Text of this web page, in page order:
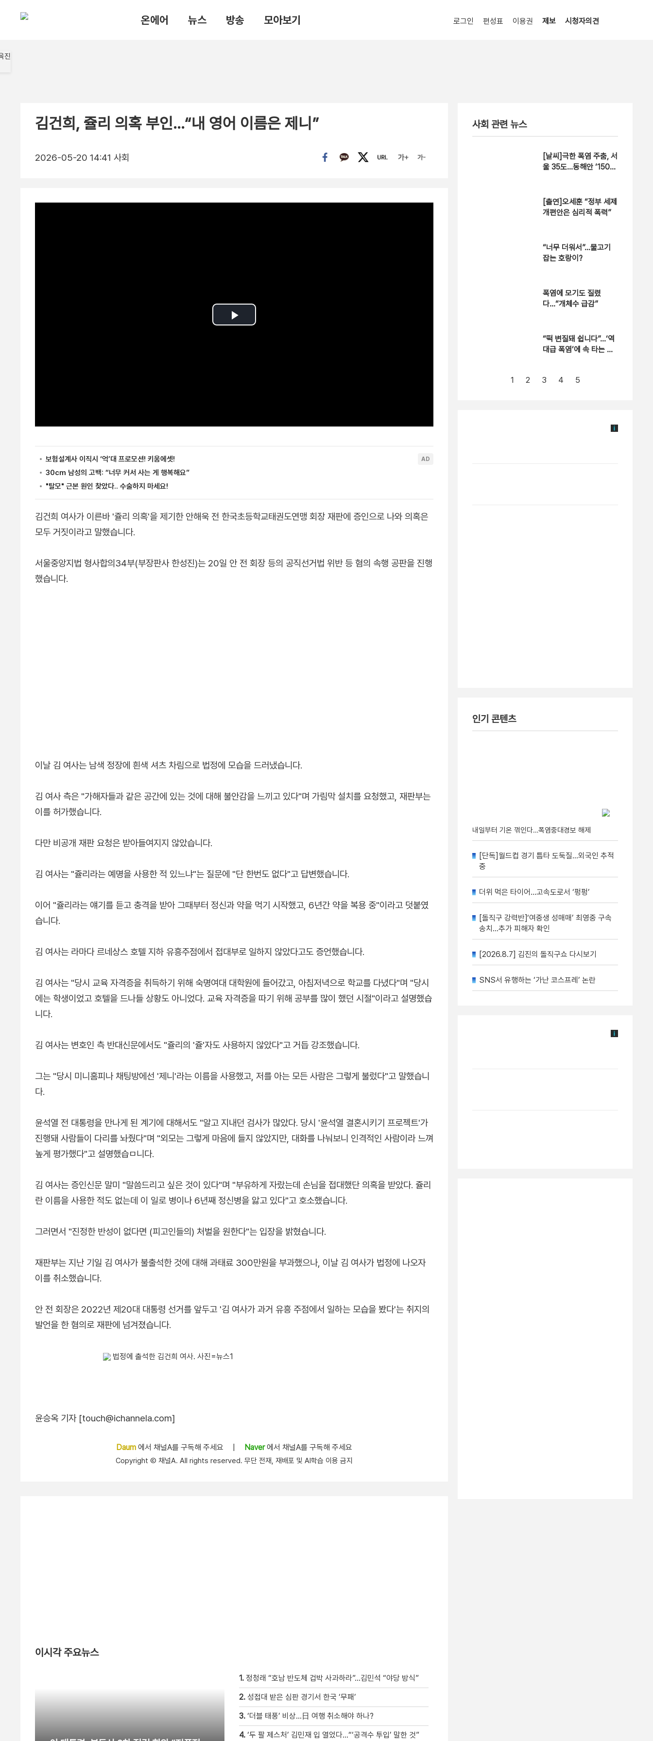
온에어 뉴스 방송 모아보기 로그인 편성표 이용권 제보 시청자의견
김건희, 쥴리 의혹 부인…“내 영어 이름은 제니”
2026-05-20 14:41 사회
김건희 여사가 이른바 '쥴리 의혹'을 제기한 안해욱 전 한국초등학교태권도연맹 회장 재판에 증인으로 나와 의혹은
모두 거짓이라고 말했습니다.
서울중앙지법 형사합의34부(부장판사 한성진)는 20일 안 전 회장 등의 공직선거법 위반 등 혐의 속행 공판을 진행
했습니다.
이날 김 여사는 남색 정장에 흰색 셔츠 차림으로 법정에 모습을 드러냈습니다.
김 여사 측은 "가해자들과 같은 공간에 있는 것에 대해 불안감을 느끼고 있다"며 가림막 설치를 요청했고, 재판부는
이를 허가했습니다.
다만 비공개 재판 요청은 받아들여지지 않았습니다.
김 여사는 "쥴리라는 예명을 사용한 적 있느냐"는 질문에 "단 한번도 없다"고 답변했습니다.
이어 "쥴리라는 얘기를 듣고 충격을 받아 그때부터 정신과 약을 먹기 시작했고, 6년간 약을 복용 중"이라고 덧붙였
습니다.
김 여사는 라마다 르네상스 호텔 지하 유흥주점에서 접대부로 일하지 않았다고도 증언했습니다.
김 여사는 "당시 교육 자격증을 취득하기 위해 숙명여대 대학원에 들어갔고, 아침저녁으로 학교를 다녔다"며 "당시
에는 학생이었고 호텔을 드나들 상황도 아니었다. 교육 자격증을 따기 위해 공부를 많이 했던 시절"이라고 설명했습
니다.
김 여사는 변호인 측 반대신문에서도 "쥴리의 '쥴'자도 사용하지 않았다"고 거듭 강조했습니다.
그는 "당시 미니홈피나 채팅방에선 '제니'라는 이름을 사용했고, 저를 아는 모든 사람은 그렇게 불렀다"고 말했습니
다.
윤석열 전 대통령을 만나게 된 계기에 대해서도 "알고 지내던 검사가 많았다. 당시 '윤석열 결혼시키기 프로젝트'가
진행돼 사람들이 다리를 놔줬다"며 "외모는 그렇게 마음에 들지 않았지만, 대화를 나눠보니 인격적인 사람이라 느껴
높게 평가했다"고 설명했습ㅁ니다.
김 여사는 증인신문 말미 "말씀드리고 싶은 것이 있다"며 "부유하게 자랐는데 손님을 접대했단 의혹을 받았다. 쥴리
란 이름을 사용한 적도 없는데 이 일로 병이나 6년째 정신병을 앓고 있다"고 호소했습니다.
그러면서 "진정한 반성이 없다면 (피고인들의) 처벌을 원한다"는 입장을 밝혔습니다.
재판부는 지난 기일 김 여사가 불출석한 것에 대해 과태료 300만원을 부과했으나, 이날 김 여사가 법정에 나오자
이를 취소했습니다.
안 전 회장은 2022년 제20대 대통령 선거를 앞두고 '김 여사가 과거 유흥 주점에서 일하는 모습을 봤다'는 취지의
발언을 한 혐의로 재판에 넘겨졌습니다.
법정에 출석한 김건희 여사. 사진=뉴스1
윤승옥 기자 [touch@ichannela.com]
Daum 에서 채널A를 구독해 주세요 Naver에서 채널A를 구독해 주세요
Copyright Ⓒ 채널A. All rights reserved. 무단 전재, 재배포 및 AI학습 이용 금지
이시각 주요뉴스
1. 정청래 “호남 반도체 겁박 사과하라”…김민석 “야당 방식”
2. 성접대 받은 심판 경기서 한국 ‘무패’
3. ‘더블 태풍’ 비상…日 여행 취소해야 하나?
4. ‘두 팔 제스처’ 김민재 입 열었다…“‘공격수 투입’ 말한 것”
사회 관련 뉴스
[날씨]극한 폭염 주춤, 서
울 35도…동해안 ‘150m
[출연]오세훈 “정부 세제
개편안은 심리적 폭력”
“너무 더워서”…물고기
잡는 호랑이?
폭염에 모기도 질렸
다…“개체수 급감”
“떡 변질돼 쉽니다”…‘역
대급 폭염’에 속 타는 골
1 2 3 4 5
인기 콘텐츠
내일부터 기온 꺾인다…폭염중대경보 해제
[단독]월드컵 경기 틈타 도둑질…외국인 추적
중
더위 먹은 타이어…고속도로서 ‘펑펑’
[돌직구 강력반]‘여중생 성매매’ 최영중 구속
송치…추가 피해자 확인
[2026.8.7] 김진의 돌직구쇼 다시보기
SNS서 유행하는 ‘가난 코스프레’ 논란